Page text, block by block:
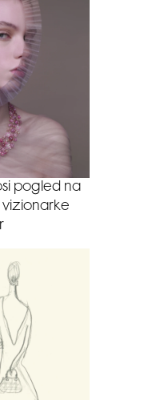
pogled na
vizionarke